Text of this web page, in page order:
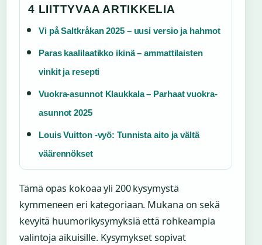
4 LIITTYVAA ARTIKKELIA
Vi på Saltkråkan 2025 – uusi versio ja hahmot
Paras kaalilaatikko ikinä – ammattilaisten
vinkit ja resepti
Vuokra-asunnot Klaukkala – Parhaat vuokra-
asunnot 2025
Louis Vuitton -vyö: Tunnista aito ja vältä
väärennökset
Tämä opas kokoaa yli 200 kysymystä
kymmeneen eri kategoriaan. Mukana on sekä
kevyitä huumorikysymyksiä että rohkeampia
valintoja aikuisille. Kysymykset sopivat